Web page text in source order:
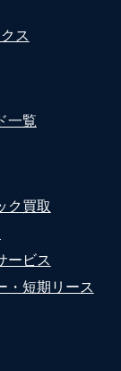
ス
一覧
ク買取
ービス
・短期リース